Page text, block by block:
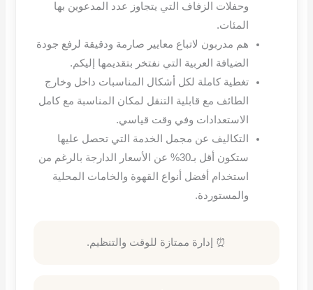
وحفلات الزفاف التي يتجاوز عدد المدعوين بها
المئات.
هم مدربون لاتباع معايير صارمة ودقيقة لرفع جودة
الضيافة العربية التي نفتخر بتقديمها إليكم.
تغطية كاملة لكل أشكال المناسبات داخل وخارج
الطائف مع قابلية التنقل لمكان المناسبة مع كامل
الاستعدادات وفي وقت قياسي.
التكاليف عن مجمل الخدمة التي تحصل عليها
ستكون أقل بـ30%
عن الأسعار الدارجة بالرغم من
استخدام أفضل أنواع القهوة والخامات المحلية
والمستوردة.
⏰ إدارة ممتازة للوقت والتنظيم.